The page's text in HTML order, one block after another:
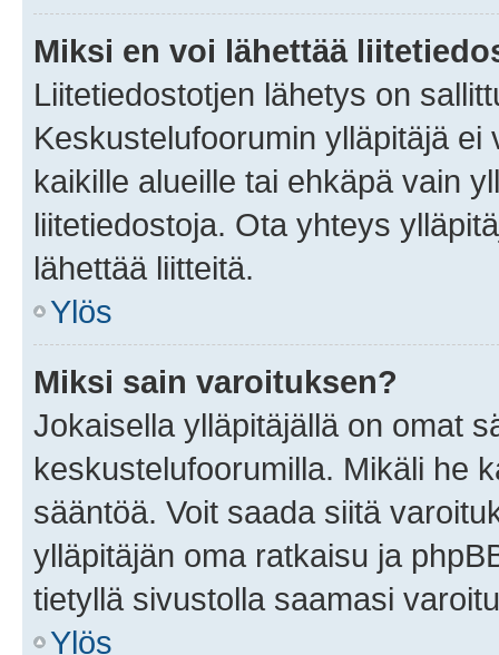
Miksi en voi lähettää
Liitetiedostotjen lähetys on
Keskustelufoorumin ylläpitäjä
kaikille alueille tai ehkäpä vain
liitetiedostoja. Ota yhteys
lähettää liitteitä.
Ylös
Miksi sain varoituksen?
Jokaisella ylläpitäjällä on omat
keskustelufoorumilla. Mikäli he
sääntöä. Voit saada siitä
ylläpitäjän oma ratkaisu ja
tietyllä sivustolla saamasi
Ylös